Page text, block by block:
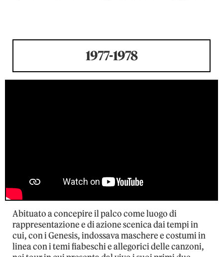
1977-1978
Abituato a concepire il palco come luogo di
rappresentazione e di azione scenica dai tempi in
cui, con i Genesis, indossava maschere e costumi in
linea con i temi fiabeschi e allegorici delle canzoni,